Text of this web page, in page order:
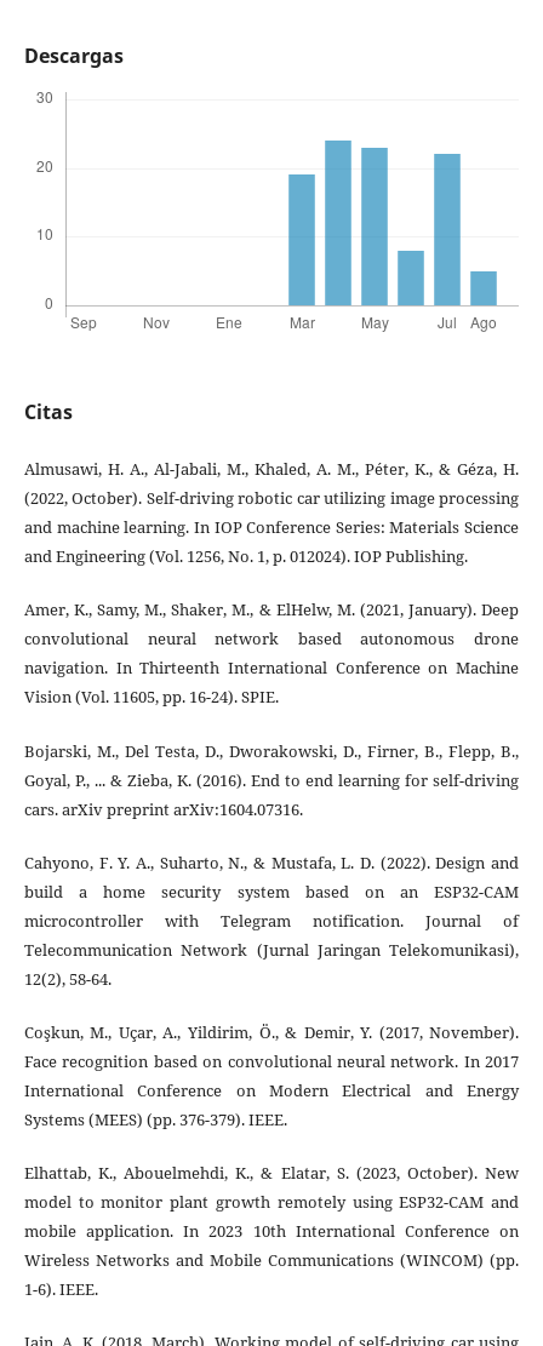
Descargas
Citas
Almusawi, H. A., Al-Jabali, M., Khaled, A. M., Péter, K., & Géza, H.
(2022, October). Self-driving robotic car utilizing image processing
and machine learning. In IOP Conference Series: Materials Science
and Engineering (Vol. 1256, No. 1, p. 012024). IOP Publishing.
Amer, K., Samy, M., Shaker, M., & ElHelw, M. (2021, January). Deep
convolutional neural network based autonomous drone
navigation. In Thirteenth International Conference on Machine
Vision (Vol. 11605, pp. 16-24). SPIE.
Bojarski, M., Del Testa, D., Dworakowski, D., Firner, B., Flepp, B.,
Goyal, P., ... & Zieba, K. (2016). End to end learning for self-driving
cars. arXiv preprint arXiv:1604.07316.
Cahyono, F. Y. A., Suharto, N., & Mustafa, L. D. (2022). Design and
build a home security system based on an ESP32-CAM
microcontroller with Telegram notification. Journal of
Telecommunication Network (Jurnal Jaringan Telekomunikasi),
12(2), 58-64.
Coşkun, M., Uçar, A., Yildirim, Ö., & Demir, Y. (2017, November).
Face recognition based on convolutional neural network. In 2017
International Conference on Modern Electrical and Energy
Systems (MEES) (pp. 376-379). IEEE.
Elhattab, K., Abouelmehdi, K., & Elatar, S. (2023, October). New
model to monitor plant growth remotely using ESP32-CAM and
mobile application. In 2023 10th International Conference on
Wireless Networks and Mobile Communications (WINCOM) (pp.
1-6). IEEE.